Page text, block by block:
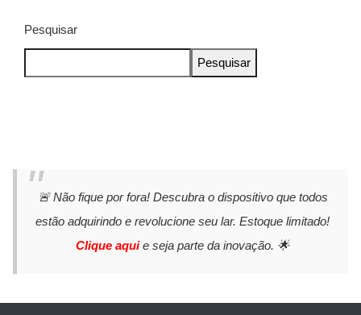
Pesquisar
Pesquisar
🚨 Não fique por fora! Descubra o dispositivo que todos
estão adquirindo e revolucione seu lar. Estoque limitado!
Clique aquie seja parte da inovação. 🌟